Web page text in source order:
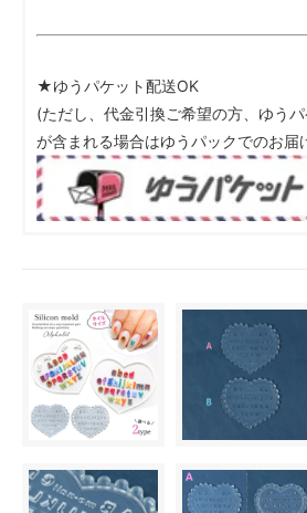
★ゆうパケット配送OK
(ただし、代金引換ご希望の方、ゆう
が含まれる場合はゆうパックでのお届